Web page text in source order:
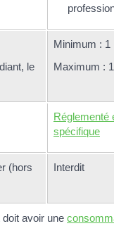
le
Minimum : 1
Maximum :
Réglementé
spécifique
(hors
Interdit
avoir une